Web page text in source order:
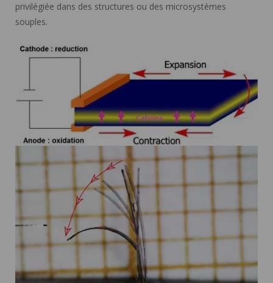
privilégiée dans des structures ou des microsystèmes
souples.